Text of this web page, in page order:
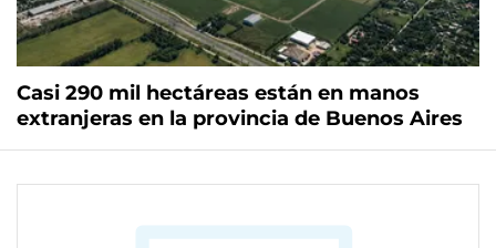
Casi 290 mil hectáreas están en manos
extranjeras en la provincia de Buenos Aires